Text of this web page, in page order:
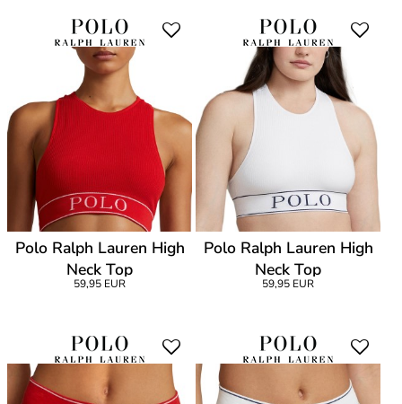
Polo Ralph Lauren High
Neck Top
59,95 EUR
Polo Ralph Lauren High
Neck Top
59,95 EUR